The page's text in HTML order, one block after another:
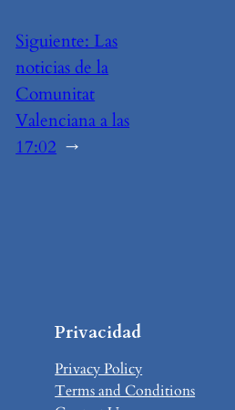
Siguiente: Las
noticias de la
Comunitat
Valenciana a las
17:02 →
Privacidad
Privacy Policy
Terms and Conditions